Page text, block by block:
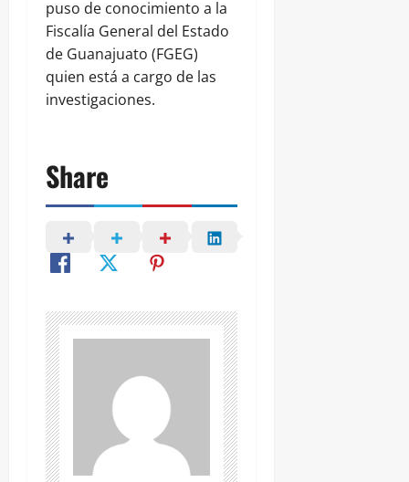
puso de conocimiento a la
Fiscalía General del Estado
de Guanajuato (FGEG)
quien está a cargo de las
investigaciones.
Share